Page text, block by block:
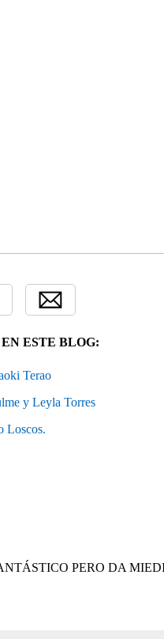
ESTE BLOG:
Terao
y Leyla Torres
Loscos.
PERO DA